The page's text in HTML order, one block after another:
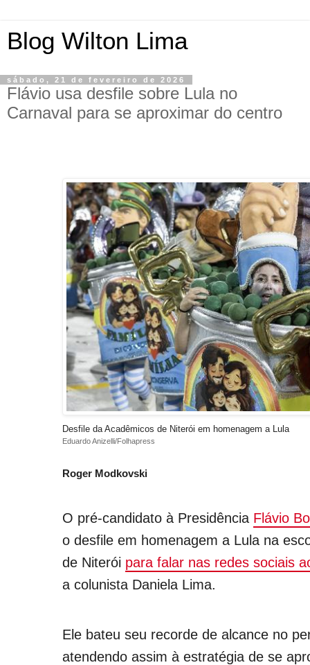
Blog Wilton Lima
sábado, 21 de fevereiro de 2026
Flávio usa desfile sobre Lula no
Carnaval para se aproximar do centro
Desfile da Acadêmicos de Niterói em homenagem a Lula
Eduardo Anizelli/Folhapress
Roger Modkovski
O pré-candidato à Presidência Flávio
o desfile em homenagem a Lula na
de Niterói para falar nas redes sociais
a colunista Daniela Lima.
Ele bateu seu recorde de alcance no
atendendo assim à estratégia de se